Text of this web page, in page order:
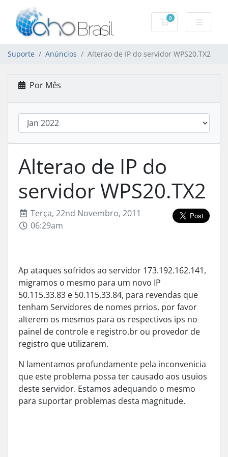
0
Carrinho de
Suporte Anúncios Alterao de IP do servidor WPS20.TX2
Por Mês
Alterao de IP do
servidor WPS20.TX2
Terça, 22nd Novembro, 2011
06:29am
Ap ataques sofridos ao servidor 173.192.162.141,
migramos o mesmo para um novo IP
50.115.33.83 e 50.115.33.84, para revendas que
tenham Servidores de nomes prrios, por favor
alterem os mesmos para os respectivos ips no
painel de controle e registro.br ou provedor de
registro que utilizarem.
N lamentamos profundamente pela inconvenicia
que este problema possa ter causado aos usuios
deste servidor. Estamos adequando o mesmo
para suportar problemas desta magnitude.